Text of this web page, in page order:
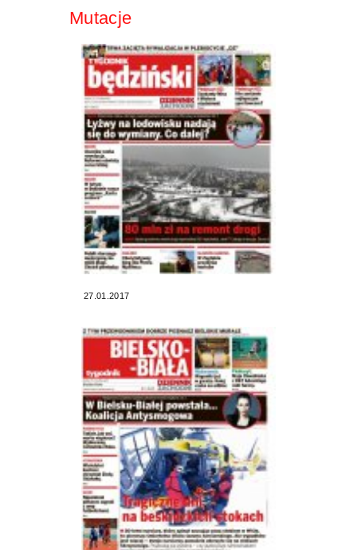
Mutacje
27.01.2017